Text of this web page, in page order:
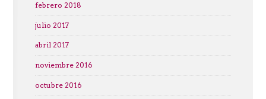
febrero 2018
julio 2017
abril 2017
noviembre 2016
octubre 2016